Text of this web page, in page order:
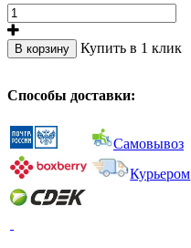
В корзину Купить в 1 клик
Способы доставки:
Самовывоз
Курьером